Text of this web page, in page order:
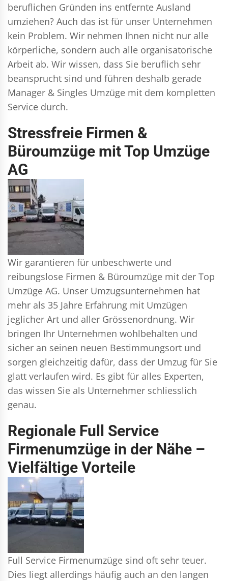
beruflichen Gründen ins entfernte Ausland
umziehen? Auch das ist für unser Unternehmen
kein Problem. Wir nehmen Ihnen nicht nur alle
körperliche, sondern auch alle organisatorische
Arbeit ab. Wir wissen, dass Sie beruflich sehr
beansprucht sind und führen deshalb gerade
Manager & Singles Umzüge mit dem kompletten
Service durch.
Stressfreie Firmen &
Büroumzüge mit Top Umzüge
AG
Wir garantieren für unbeschwerte und
reibungslose Firmen & Büroumzüge mit der Top
Umzüge AG. Unser Umzugsunternehmen hat
mehr als 35 Jahre Erfahrung mit Umzügen
jeglicher Art und aller Grössenordnung. Wir
bringen Ihr Unternehmen wohlbehalten und
sicher an seinen neuen Bestimmungsort und
sorgen gleichzeitig dafür, dass der Umzug für Sie
glatt verlaufen wird. Es gibt für alles Experten,
das wissen Sie als Unternehmer schliesslich
genau.
Regionale Full Service
Firmenumzüge in der Nähe –
Vielfältige Vorteile
Full Service Firmenumzüge sind oft sehr teuer.
Dies liegt allerdings häufig auch an den langen